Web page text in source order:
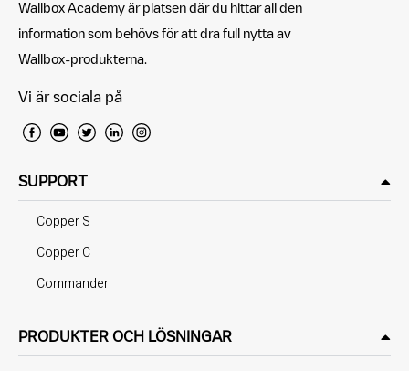
Wallbox Academy är platsen där du hittar all den
information som behövs för att dra full nytta av
Wallbox-produkterna.
Vi är sociala på
SUPPORT
Copper S
Copper C
Commander
PRODUKTER OCH LÖSNINGAR